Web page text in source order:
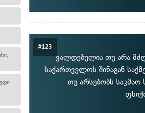
#123
ვალდებულია თუ არა
საქართველოს შინაგან
თუ არსებობს